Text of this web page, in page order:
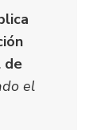
de
el